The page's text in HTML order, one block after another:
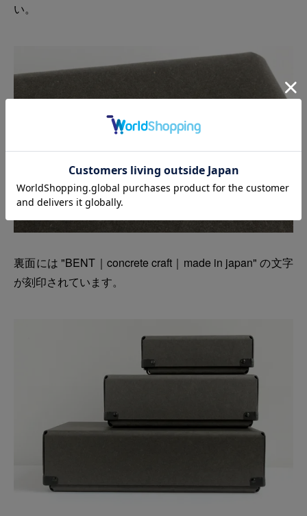
い。
裏面には "BENT｜concrete craft｜made in japan" の文字
が刻印されています。